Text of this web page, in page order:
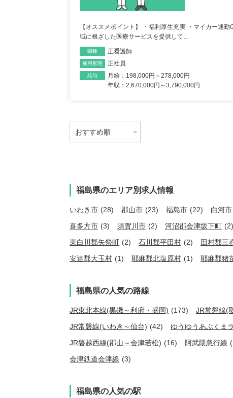
【オススメポイント】 ・福利厚生充実 ・マイカー通
域に根ざした医療サービスを提供して...
職種 正看護師
雇用形態 正社員
給与
月給：198,000円～278,000円
年収：2,670,000円～3,790,000円
福島県のエリア別求人情報
いわき市 (28) 郡山市 (23) 福島市 (22) 白河市
喜多方市 (3) 須賀川市 (2) 河沼郡会津坂下町 (2)
東白川郡矢祭町 (2) 石川郡平田村 (2) 田村郡三
安達郡大玉村 (1) 耶麻郡北塩原村 (1) 耶麻郡猪
福島県の人気の路線
JR東北本線(黒磯～利府・盛岡) (173) JR常磐線(
JR常磐線(いわき～仙台) (42) ゆうゆうあぶくま
JR磐越西線(郡山～会津若松) (16) 阿武隈急行線
会津鉄道会津線 (3)
福島県の人気の駅